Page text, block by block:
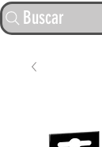
Buscar